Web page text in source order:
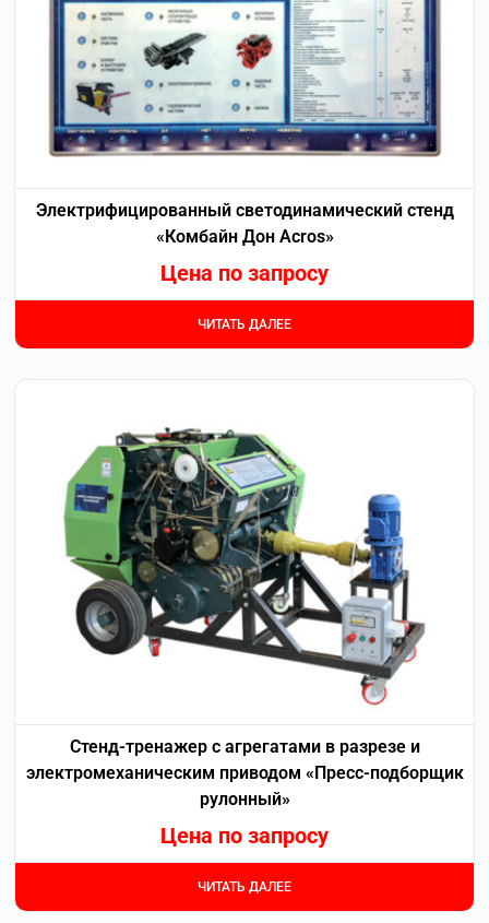
Электрифицированный светодинамический стенд
«Комбайн Дон Acros»
Цена по запросу
ЧИТАТЬ ДАЛЕЕ
Стенд-тренажер с агрегатами в разрезе и
электромеханическим приводом «Пресс-подборщик
рулонный»
Цена по запросу
ЧИТАТЬ ДАЛЕЕ